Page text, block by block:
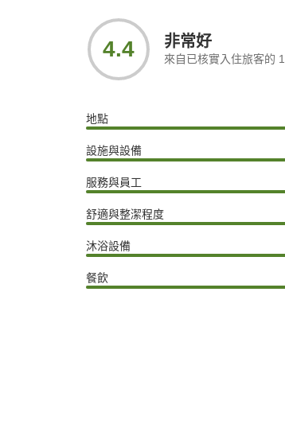
4.4 非常好
來自已核實入住旅客的
地點
設施與設備
服務與員工
舒適與整潔程度
沐浴設備
餐飲